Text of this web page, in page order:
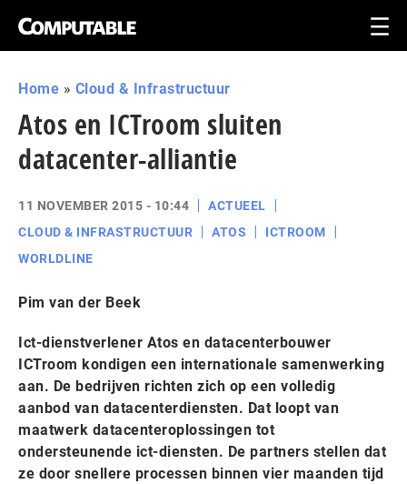
Home » Cloud & Infrastructuur
Atos en ICTroom sluiten
datacenter-alliantie
11 NOVEMBER 2015 - 10:44
ACTUEEL
CLOUD & INFRASTRUCTUUR
ATOS
ICTROOM
WORLDLINE
Pim van der Beek
Ict-dienstverlener Atos en datacenterbouwer
ICTroom kondigen een internationale samenwerking
aan. De bedrijven richten zich op een volledig
aanbod van datacenterdiensten. Dat loopt van
maatwerk datacenteroplossingen tot
ondersteunende ict-diensten. De partners stellen dat
ze door snellere processen binnen vier maanden tijd